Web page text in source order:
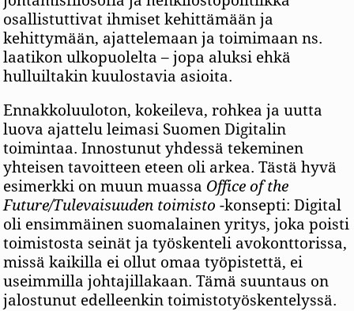
osallistuttivat ihmiset kehittämään ja
kehittymään, ajattelemaan ja toimimaan ns.
laatikon ulkopuolelta – jopa aluksi ehkä
hulluiltakin kuulostavia asioita.
Ennakkoluuloton, kokeileva, rohkea ja uutta
luova ajattelu leimasi Suomen Digitalin
toimintaa. Innostunut yhdessä tekeminen
yhteisen tavoitteen eteen oli arkea. Tästä hyvä
esimerkki on muun muassa Office of the
Future/Tulevaisuuden toimisto -konsepti: Digital
oli ensimmäinen suomalainen yritys, joka poisti
toimistosta seinät ja työskenteli avokonttorissa,
missä kaikilla ei ollut omaa työpistettä, ei
useimmilla johtajillakaan. Tämä suuntaus on
jalostunut edelleenkin toimistotyöskentelyssä.